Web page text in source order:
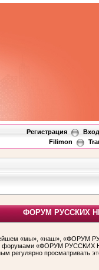
Регистрация Вход
Filimon
ФОРУМ РУССКИХ
«мы», «наш», «ФОРУМ
форумами «ФОРУМ
регулярно